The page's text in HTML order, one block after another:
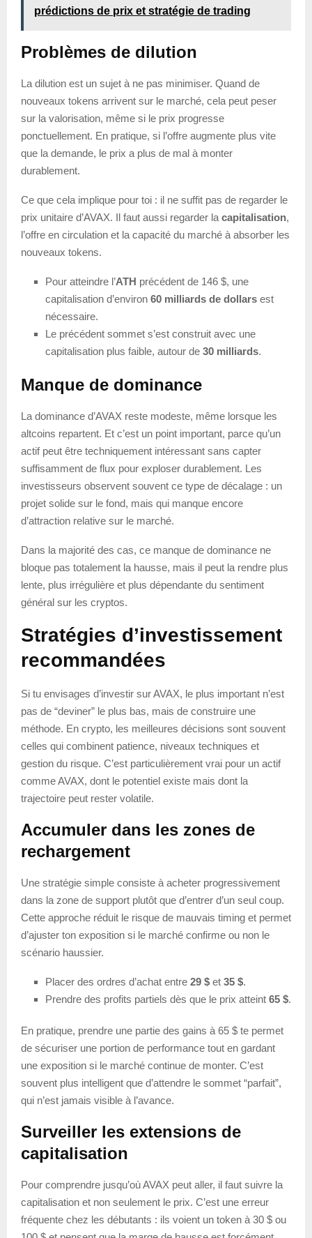
prédictions de prix et stratégie de trading
Problèmes de dilution
La dilution est un sujet à ne pas minimiser. Quand de
nouveaux tokens arrivent sur le marché, cela peut peser
sur la valorisation, même si le prix progresse
ponctuellement. En pratique, si l’offre augmente plus vite
que la demande, le prix a plus de mal à monter
durablement.
Ce que cela implique pour toi : il ne suffit pas de regarder le
prix unitaire d’AVAX. Il faut aussi regarder la capitalisation,
l’offre en circulation et la capacité du marché à absorber les
nouveaux tokens.
Pour atteindre l’ATH précédent de 146 $, une
capitalisation d’environ 60 milliards de dollars est
nécessaire.
Le précédent sommet s’est construit avec une
capitalisation plus faible, autour de 30 milliards.
Manque de dominance
La dominance d’AVAX reste modeste, même lorsque les
altcoins repartent. Et c’est un point important, parce qu’un
actif peut être techniquement intéressant sans capter
suffisamment de flux pour exploser durablement. Les
investisseurs observent souvent ce type de décalage : un
projet solide sur le fond, mais qui manque encore
d’attraction relative sur le marché.
Dans la majorité des cas, ce manque de dominance ne
bloque pas totalement la hausse, mais il peut la rendre plus
lente, plus irrégulière et plus dépendante du sentiment
général sur les cryptos.
Stratégies d’investissement
recommandées
Si tu envisages d’investir sur AVAX, le plus important n’est
pas de “deviner” le plus bas, mais de construire une
méthode. En crypto, les meilleures décisions sont souvent
celles qui combinent patience, niveaux techniques et
gestion du risque. C’est particulièrement vrai pour un actif
comme AVAX, dont le potentiel existe mais dont la
trajectoire peut rester volatile.
Accumuler dans les zones de
rechargement
Une stratégie simple consiste à acheter progressivement
dans la zone de support plutôt que d’entrer d’un seul coup.
Cette approche réduit le risque de mauvais timing et permet
d’ajuster ton exposition si le marché confirme ou non le
scénario haussier.
Placer des ordres d’achat entre 29 $ et 35 $.
Prendre des profits partiels dès que le prix atteint 65 $.
En pratique, prendre une partie des gains à 65 $ te permet
de sécuriser une portion de performance tout en gardant
une exposition si le marché continue de monter. C’est
souvent plus intelligent que d’attendre le sommet “parfait”,
qui n’est jamais visible à l’avance.
Surveiller les extensions de
capitalisation
Pour comprendre jusqu’où AVAX peut aller, il faut suivre la
capitalisation et non seulement le prix. C’est une erreur
fréquente chez les débutants : ils voient un token à 30 $ ou